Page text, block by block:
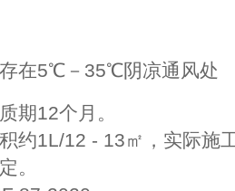
在5℃－35℃阴凉通风处
期12个月。
约1L/12 - 13㎡，实际施
。